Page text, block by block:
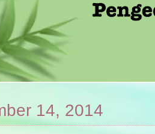
14, 2014